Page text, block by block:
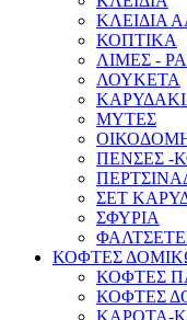
ΚΛΕΙΔΙΑ
ΚΟΠΤΙΚΑ
ΛΙΜΕΣ -
ΛΟΥΚΕΤΑ
ΜΥΤΕΣ
ΠΕΝΣΕΣ -
ΣΕΤ
ΣΦΥΡΙΑ
ΚΟΦΤΕΣ
ΚΟΦΤΕΣ
ΚΟΦΤΕΣ
ΚΑΡΟΤΑ-